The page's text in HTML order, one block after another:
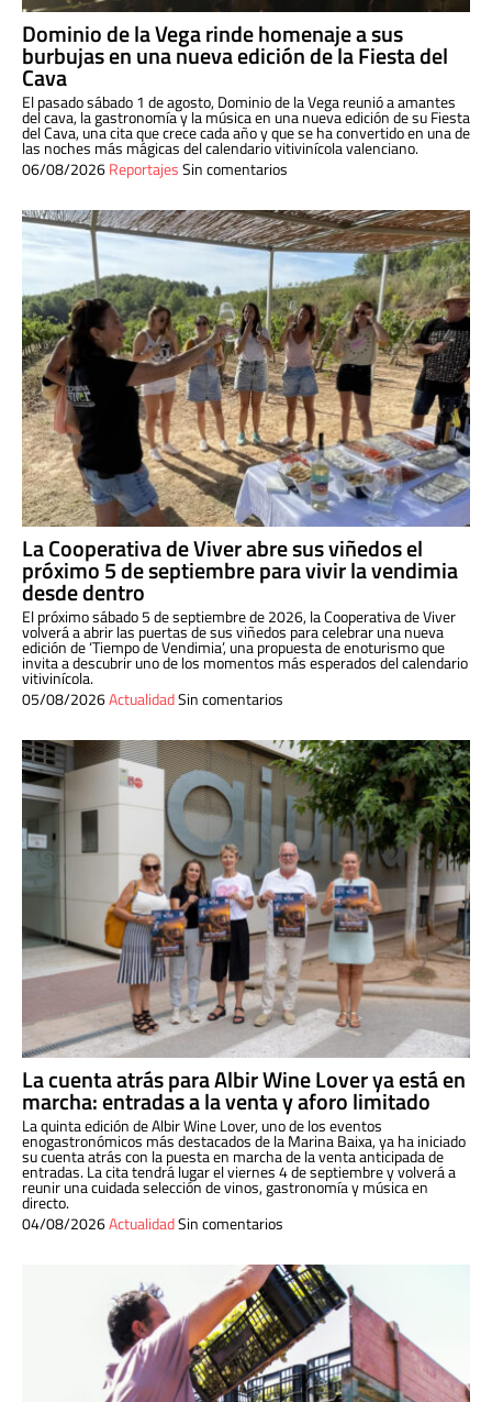
Dominio de la Vega rinde homenaje a sus
burbujas en una nueva edición de la Fiesta del
Cava
El pasado sábado 1 de agosto, Dominio de la Vega reunió a amantes
del cava, la gastronomía y la música en una nueva edición de su Fiesta
del Cava, una cita que crece cada año y que se ha convertido en una de
las noches más mágicas del calendario vitivinícola valenciano.
06/08/2026ReportajesSin comentarios
La Cooperativa de Viver abre sus viñedos el
próximo 5 de septiembre para vivir la vendimia
desde dentro
El próximo sábado 5 de septiembre de 2026, la Cooperativa de Viver
volverá a abrir las puertas de sus viñedos para celebrar una nueva
edición de ‘Tiempo de Vendimia’, una propuesta de enoturismo que
invita a descubrir uno de los momentos más esperados del calendario
vitivinícola.
05/08/2026ActualidadSin comentarios
La cuenta atrás para Albir Wine Lover ya está en
marcha: entradas a la venta y aforo limitado
La quinta edición de Albir Wine Lover, uno de los eventos
enogastronómicos más destacados de la Marina Baixa, ya ha iniciado
su cuenta atrás con la puesta en marcha de la venta anticipada de
entradas. La cita tendrá lugar el viernes 4 de septiembre y volverá a
reunir una cuidada selección de vinos, gastronomía y música en
directo.
04/08/2026ActualidadSin comentarios